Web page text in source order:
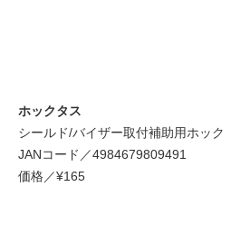
ホックタス
シールド/バイザー取付補助用ホック
JANコード／4984679809491
価格／¥165